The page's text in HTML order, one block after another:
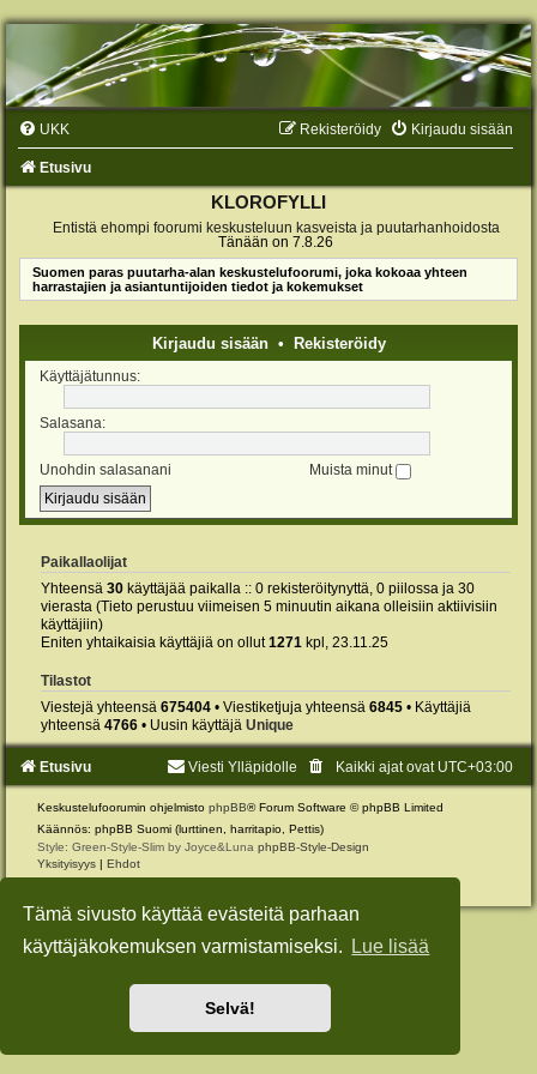
Tämä sivusto käyttää evästeitä parhaan
käyttäjäkokemuksen varmistamiseksi.
Lue lisää
Selvä!
UKK Kirjaudu sisään
Rekisteröidy
Etusivu
KLOROFYLLI
Entistä ehompi foorumi keskusteluun kasveista ja puutarhanhoidosta
Tänään on 7.8.26
Suomen paras puutarha-alan keskustelufoorumi, joka kokoaa yhteen
harrastajien ja asiantuntijoiden tiedot ja kokemukset
Kirjaudu sisään• Rekisteröidy
Käyttäjätunnus:
Salasana:
Unohdin salasanani Muista minut
Paikallaolijat
Yhteensä 30 käyttäjää paikalla :: 0 rekisteröitynyttä, 0 piilossa ja 30
vierasta (Tieto perustuu viimeisen 5 minuutin aikana olleisiin aktiivisiin
käyttäjiin)
Eniten yhtaikaisia käyttäjiä on ollut1271 kpl, 23.11.25
Tilastot
Viestejä yhteensä 675404 • Viestiketjuja yhteensä 6845 • Käyttäjiä
yhteensä 4766 • Uusin käyttäjä Unique
Etusivu Kaikki ajat ovat UTC+03:00
Viesti Ylläpidolle
Keskustelufoorumin ohjelmisto phpBB® Forum Software © phpBB Limited
Käännös: phpBB Suomi (lurttinen, harritapio, Pettis)
Style: Green-Style-Slim by Joyce&Luna phpBB-Style-Design
Yksityisyys | Ehdot